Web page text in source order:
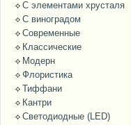
С элементами хрусталя
С виноградом
Современные
Классические
Модерн
Флористика
Тиффани
Кантри
Светодиодные (LED)